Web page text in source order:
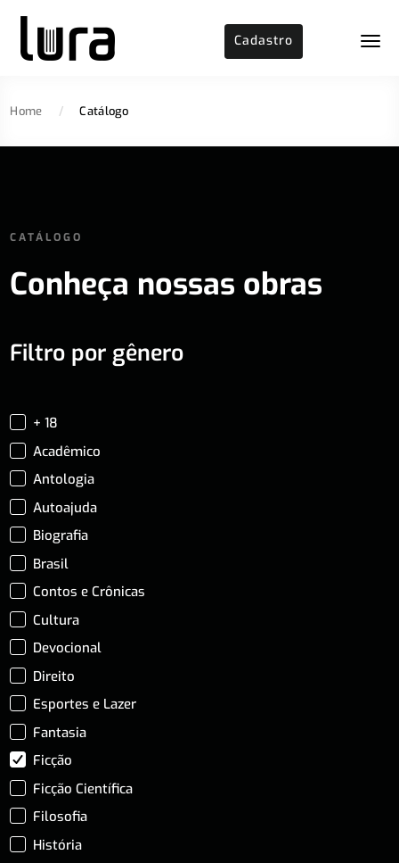
Cadastro
Home / Catálogo
CATÁLOGO
Conheça nossas obras
Filtro por gênero
+ 18
Acadêmico
Antologia
Autoajuda
Biografia
Brasil
Contos e Crônicas
Cultura
Devocional
Direito
Esportes e Lazer
Fantasia
Ficção
Ficção Científica
Filosofia
História